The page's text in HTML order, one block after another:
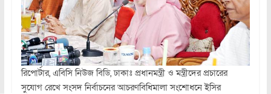
রিপোর্টার, এবিসি নিউজ বিডি, ঢাকাঃ প্রধানমন্ত্রী ও মন্ত্রীদের প্রচারের
সুযোগ রেখে সংসদ নির্বাচনের আচরণবিধিমালা সংশোধনে ইসির